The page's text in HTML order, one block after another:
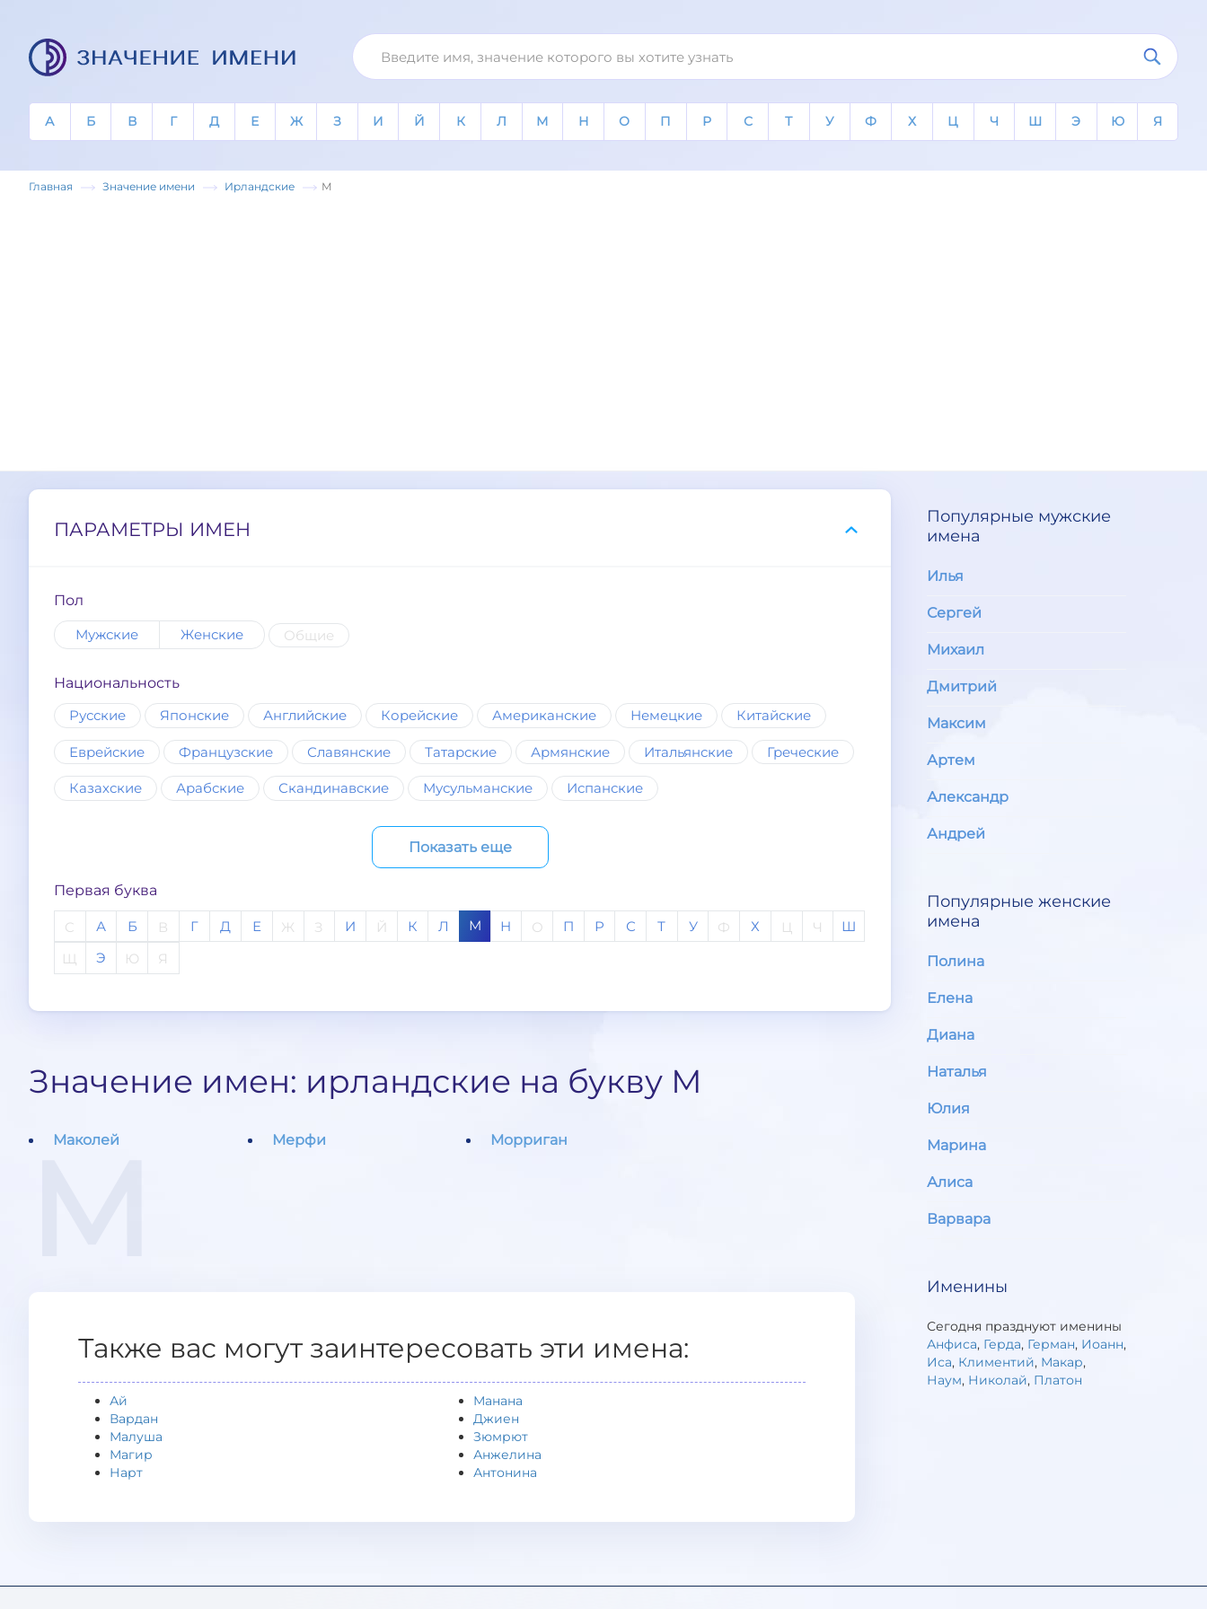
А Б В Г Д Е Ж З И Й К Л М Н О П Р С Т У Ф Х Ц Ч Ш Э Ю Я
Главная Значение имени Ирландские М
ПАРАМЕТРЫ ИМЕН
Пол
Мужские
Женские Общие
Национальность
Русские
Японские Английские Корейские Американские Немецкие Китайские
Еврейские Французские Славянские Татарские Армянские Итальянские Греческие
Казахские Арабские Скандинавские Мусульманские Испанские
Показать еще
Первая буква
C А Б В Г Д Е Ж З И Й К Л М Н О П Р С Т У Ф Х Ц Ч
Ш
Щ
Э Ю Я
Значение имен: ирландские на букву М
Маколей Мерфи Морриган
Также вас могут заинтересовать эти имена:
Ай
Вардан
Малуша
Магир
Нарт
Манана
Джиен
Зюмрют
Анжелина
Антонина
Популярные мужские
имена
Илья
Сергей
Михаил
Дмитрий
Максим
Артем
Александр
Андрей
Популярные женские
имена
Полина
Елена
Диана
Наталья
Юлия
Марина
Алиса
Варвара
Именины
Сегодня празднуют именины
Анфиса, Герда, Герман, Иоанн,
Иса, Климентий, Макар,
Наум, Николай, Платон